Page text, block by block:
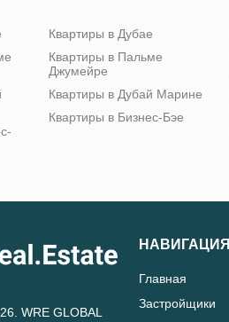
Квартиры в Дубае
Квартиры в Пальме
Джумейре
Квартиры в Дубай Марине
Квартиры в Бизнес-Бэе
WRE GLOBAL
НАВИГАЦИЯ
Главная
Застройщики